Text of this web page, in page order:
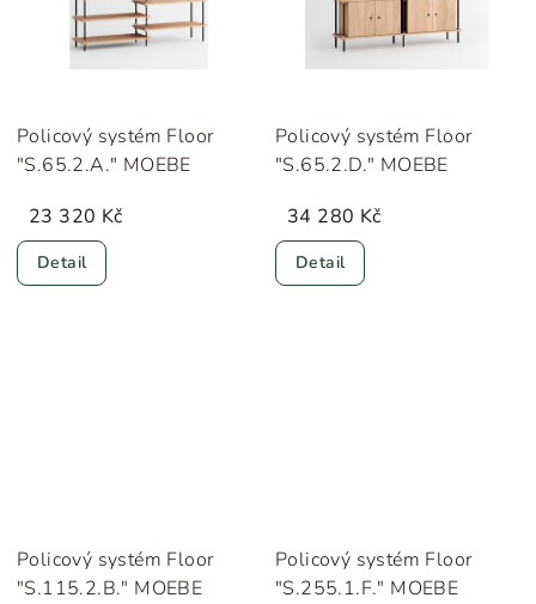
Policový systém Floor
"S.65.2.A." MOEBE
23 320 Kč
Detail
Policový systém Floor
"S.65.2.D." MOEBE
34 280 Kč
Detail
Policový systém Floor
"S.115.2.B." MOEBE
Policový systém Floor
"S.255.1.F." MOEBE